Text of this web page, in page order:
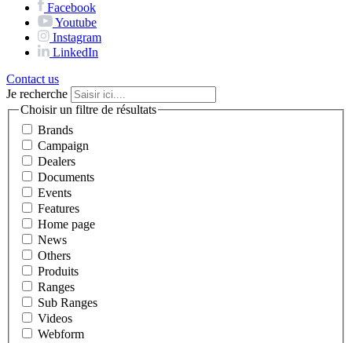
Facebook
Youtube
Instagram
LinkedIn
Contact us
Je recherche
Choisir un filtre de résultats
Brands
Campaign
Dealers
Documents
Events
Features
Home page
News
Others
Produits
Ranges
Sub Ranges
Videos
Webform